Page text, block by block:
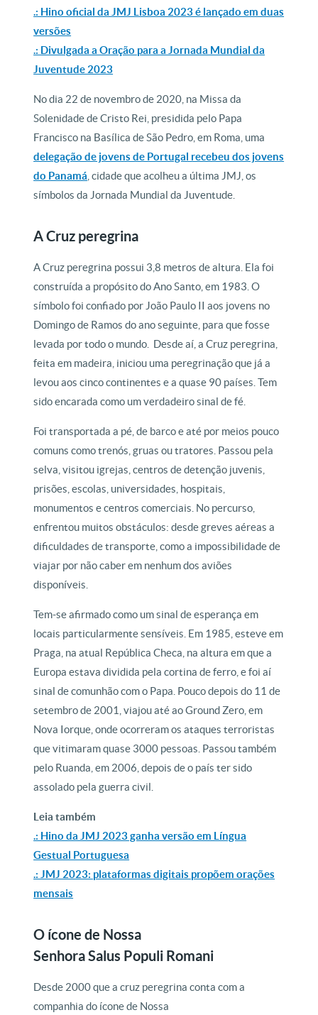
.: Hino oficial da JMJ Lisboa 2023 é lançado em duas
versões
.: Divulgada a Oração para a Jornada Mundial da
Juventude 2023
No dia 22 de novembro de 2020, na Missa da
Solenidade de Cristo Rei, presidida pelo Papa
Francisco na Basílica de São Pedro, em Roma, uma
delegação de jovens de Portugal recebeu dos jovens
do Panamá , cidade que acolheu a última JMJ, os
símbolos da Jornada Mundial da Juventude.
A Cruz peregrina
A Cruz peregrina possui 3,8 metros de altura. Ela foi
construída a propósito do Ano Santo, em 1983. O
símbolo foi confiado por João Paulo II aos jovens no
Domingo de Ramos do ano seguinte, para que fosse
levada por todo o mundo. Desde aí, a Cruz peregrina,
feita em madeira, iniciou uma peregrinação que já a
levou aos cinco continentes e a quase 90 países. Tem
sido encarada como um verdadeiro sinal de fé.
Foi transportada a pé, de barco e até por meios pouco
comuns como trenós, gruas ou tratores. Passou pela
selva, visitou igrejas, centros de detenção juvenis,
prisões, escolas, universidades, hospitais,
monumentos e centros comerciais. No percurso,
enfrentou muitos obstáculos: desde greves aéreas a
dificuldades de transporte, como a impossibilidade de
viajar por não caber em nenhum dos aviões
disponíveis.
Tem-se afirmado como um sinal de esperança em
locais particularmente sensíveis. Em 1985, esteve em
Praga, na atual República Checa, na altura em que a
Europa estava dividida pela cortina de ferro, e foi aí
sinal de comunhão com o Papa. Pouco depois do 11 de
setembro de 2001, viajou até ao Ground Zero, em
Nova Iorque, onde ocorreram os ataques terroristas
que vitimaram quase 3000 pessoas. Passou também
pelo Ruanda, em 2006, depois de o país ter sido
assolado pela guerra civil.
Leia também
.: Hino da JMJ 2023 ganha versão em Língua
Gestual Portuguesa
.: JMJ 2023: plataformas digitais propõem orações
mensais
O ícone de Nossa
Senhora Salus Populi Romani
Desde 2000 que a cruz peregrina conta com a
companhia do ícone de Nossa